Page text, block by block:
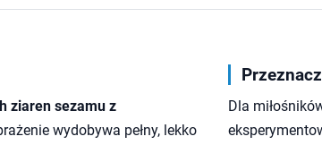
ziaren sezamu z
wydobywa pełny, lekko
Dla